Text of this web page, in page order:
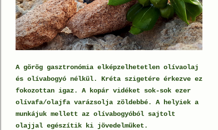
A görög gasztronómia elképzelhetetlen olívaolaj
és olívabogyó nélkül. Kréta szigetére érkezve ez
fokozottan igaz. A kopár vidéket sok-sok ezer
olívafa/olajfa varázsolja zöldebbé. A helyiek a
munkájuk mellett az olívabogyóból sajtolt
olajjal egészítik ki jövedelmüket.